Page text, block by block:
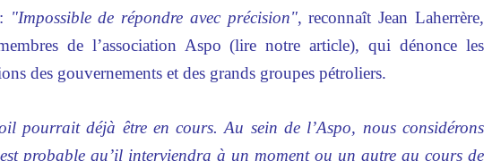
"Impossible de répondre avec précision", reconnaît Jean Laherrère,
de l’association Aspo (lire notrearticle), qui dénonce les
des gouvernements et des grands groupes pétroliers.
pourrait déjà être en cours. Au sein de l’Aspo, nous considérons
probable qu’il interviendra à un moment ou un autre au cours de